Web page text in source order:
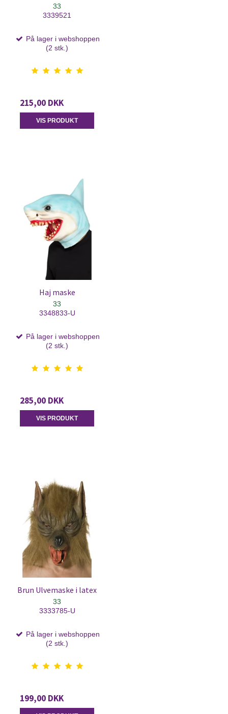
33
3339521
På lager i webshoppen
(2 stk.)
215,00 DKK
VIS PRODUKT
Haj maske
33
3348833-U
På lager i webshoppen
(2 stk.)
285,00 DKK
VIS PRODUKT
Brun Ulvemaske i latex
33
3333785-U
På lager i webshoppen
(2 stk.)
199,00 DKK